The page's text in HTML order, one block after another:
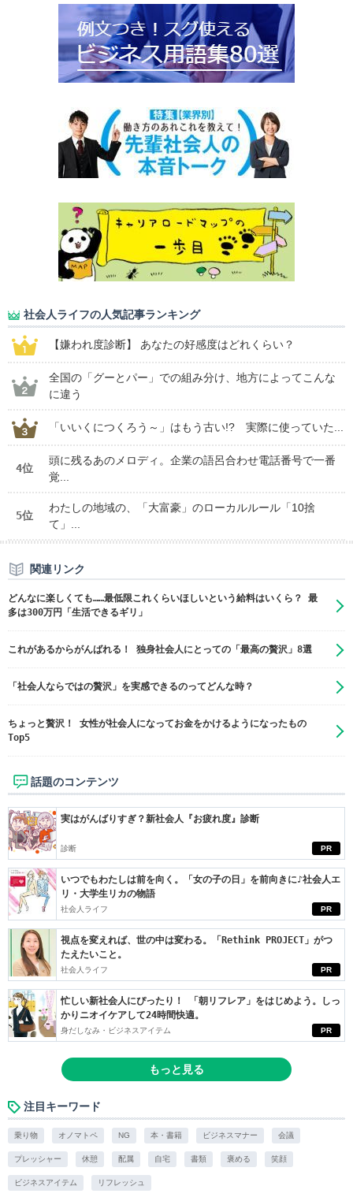
社会人ライフの人気記事ランキング
【嫌われ度診断】 あなたの好感度はどれくらい？
全国の「グーとパー」での組み分け、地方によってこんな
に違う
「いいくにつくろう～」はもう古い!? 実際に使っていた...
4位
頭に残るあのメロディ。企業の語呂合わせ電話番号で一番
覚...
5位
わたしの地域の、「大富豪」のローカルルール「10捨
て」...
関連リンク
どんなに楽しくても……最低限これくらいほしいという給料はいくら？ 最
多は300万円「生活できるギリ」
これがあるからがんばれる！ 独身社会人にとっての「最高の贅沢」8選
「社会人ならではの贅沢」を実感できるのってどんな時？
ちょっと贅沢！ 女性が社会人になってお金をかけるようになったもの
Top5
話題のコンテンツ
PR
実はがんばりすぎ？新社会人『お疲れ度』診断
診断
PR
いつでもわたしは前を向く。「女の子の日」を前向きに♪社会人エ
リ・大学生リカの物語
社会人ライフ
PR
視点を変えれば、世の中は変わる。「Rethink PROJECT」がつ
たえたいこと。
社会人ライフ
PR
忙しい新社会人にぴったり！ 「朝リフレア」をはじめよう。しっ
かりニオイケアして24時間快適。
身だしなみ・ビジネスアイテム
もっと見る
注目キーワード
乗り物 オノマトペ NG 本・書籍 ビジネスマナー 会議
プレッシャー 休憩 配属 自宅 書類 褒める 笑顔
ビジネスアイテム リフレッシュ